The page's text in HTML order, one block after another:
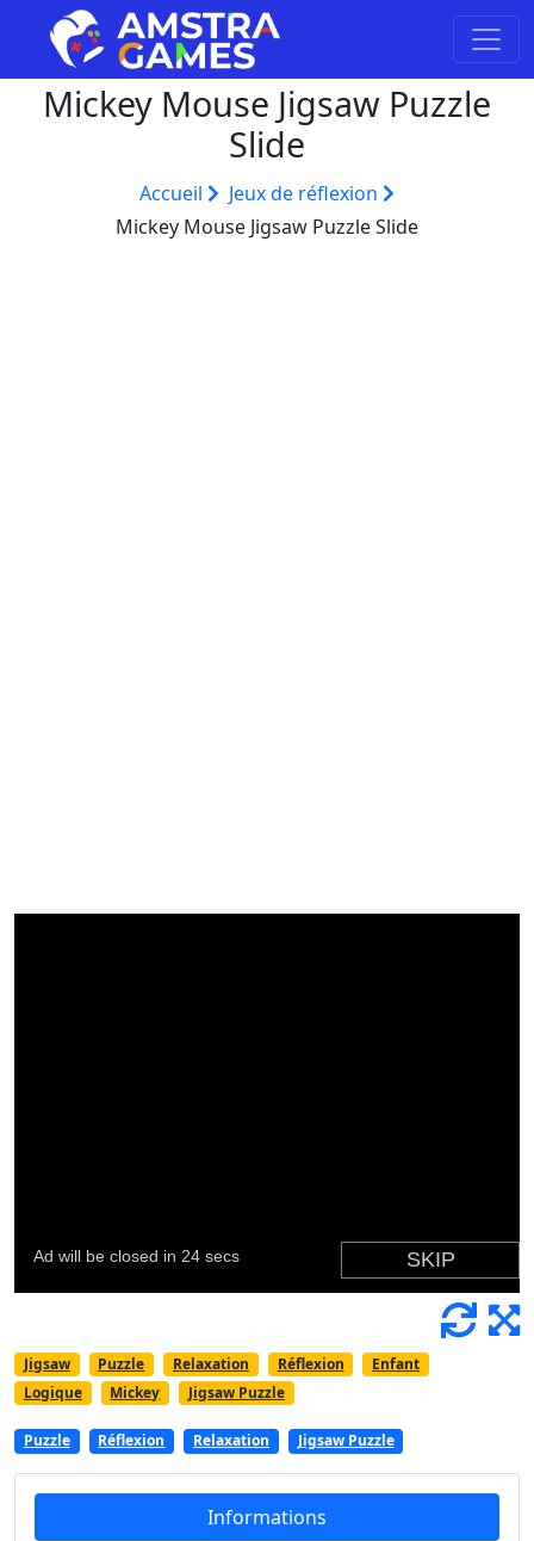
Mickey Mouse Jigsaw Puzzle
Slide
Accueil
Jeux de réflexion
Mickey Mouse Jigsaw Puzzle Slide
Jigsaw Puzzle Relaxation Réflexion
Enfant
Logique
Mickey Jigsaw Puzzle
Puzzle Réflexion Relaxation Jigsaw Puzzle
Informations